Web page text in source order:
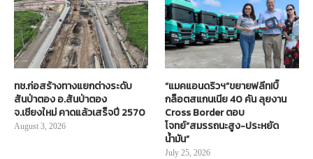
ทช.ก่อสร้างทางแยกต่างระดับ
สันป่าตอง อ.สันป่าตอง
จ.เชียงใหม่ คาดแล้วเสร็จปี 2570
August 3, 2026
“แมคแอนดริวฯ”ขยายฟลีท!บิ๊
กล็อตสแกนเนีย 40 คัน ลุยงาน
Cross Border ตอบ
โจทย์“สมรรถนะสูง-ประหยัด
น้ำมัน”
July 25, 2026